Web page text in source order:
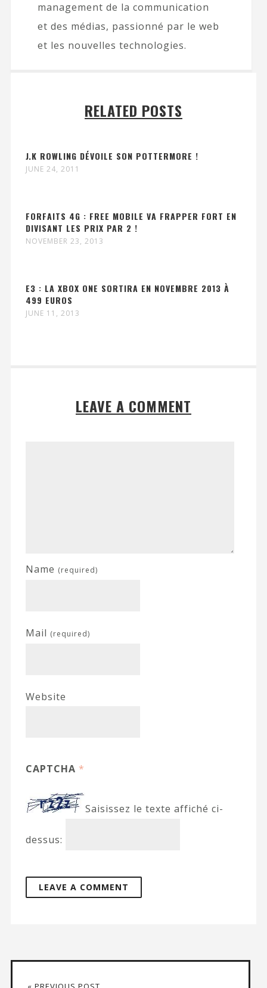
management de la communication
et des médias, passionné par le web
et les nouvelles technologies.
RELATED POSTS
J.K ROWLING DÉVOILE SON POTTERMORE !
JUNE 24, 2011
FORFAITS 4G : FREE MOBILE VA FRAPPER FORT EN
DIVISANT LES PRIX PAR 2 !
NOVEMBER 23, 2013
E3 : LA XBOX ONE SORTIRA EN NOVEMBRE 2013 À
499 EUROS
JUNE 11, 2013
LEAVE A COMMENT
Name (required)
Mail (required)
Website
CAPTCHA *
Saisissez le texte affiché ci-
dessus: